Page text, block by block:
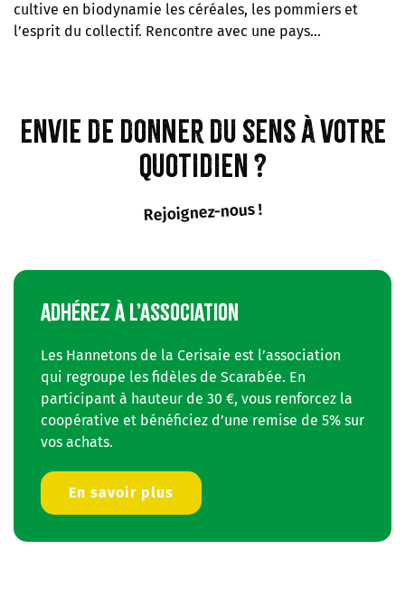
cultive en biodynamie les céréales, les pommiers et
l’esprit du collectif. Rencontre avec une pays…
Envie de donner du sens à votre
quotidien ?
Rejoignez-nous !
ADHÉREZ À L’ASSOCIATION
Les Hannetons de la Cerisaie est l’association
qui regroupe les fidèles de Scarabée. En
participant à hauteur de 30 €, vous renforcez la
coopérative et bénéficiez d’une remise de 5% sur
vos achats.
En savoir plus